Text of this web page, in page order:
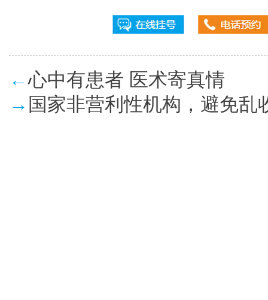
←心中有患者 医术寄真情
→ 国家非营利性机构，避免乱